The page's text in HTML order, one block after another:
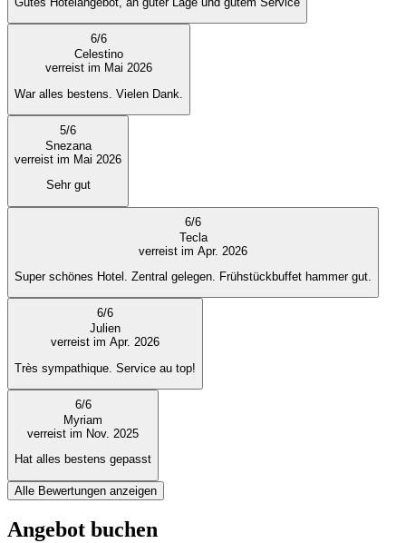
6/6
Celestino
verreist im Mai 2026
War alles bestens. Vielen Dank.
5/6
Snezana
verreist im Mai 2026
Sehr gut
6/6
Tecla
verreist im Apr. 2026
Super schönes Hotel. Zentral gelegen. Frühstückbuffet hammer gut.
6/6
Julien
verreist im Apr. 2026
Très sympathique. Service au top!
6/6
Myriam
verreist im Nov. 2025
Hat alles bestens gepasst
Alle Bewertungen anzeigen
Angebot buchen